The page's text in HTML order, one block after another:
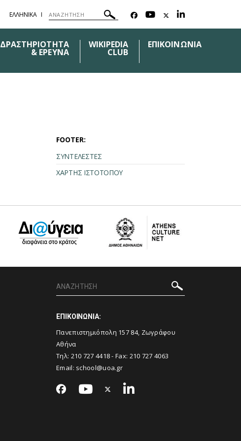
ΕΛΛΗΝΙΚΑ
ΔΡΑΣΤΗΡΙΟΤΗΤΑ
& ΕΡΕΥΝΑ
WIKIPEDIA
CLUB
ΕΠΙΚΟΙΝΩΝΙΑ
FOOTER:
ΣΥΝΤΕΛΕΣΤΕΣ
ΧΑΡΤΗΣ ΙΣΤΟΤΟΠΟΥ
ΕΠΙΚΟΙΝΩΝΙΑ:
Πανεπιστημιόπολη 157 84, Ζωγράφου
Αθήνα
Τηλ: 210 727 4418- Fax: 210 727 4063
Email: school@uoa.gr